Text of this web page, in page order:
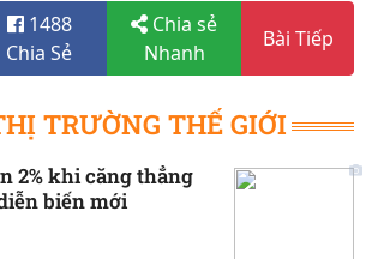
1488
Chia Sẻ
Chia sẻ
Nhanh
Bài Tiếp
TRƯỜNG THẾ GIỚI
2% khi căng thẳng
biến mới